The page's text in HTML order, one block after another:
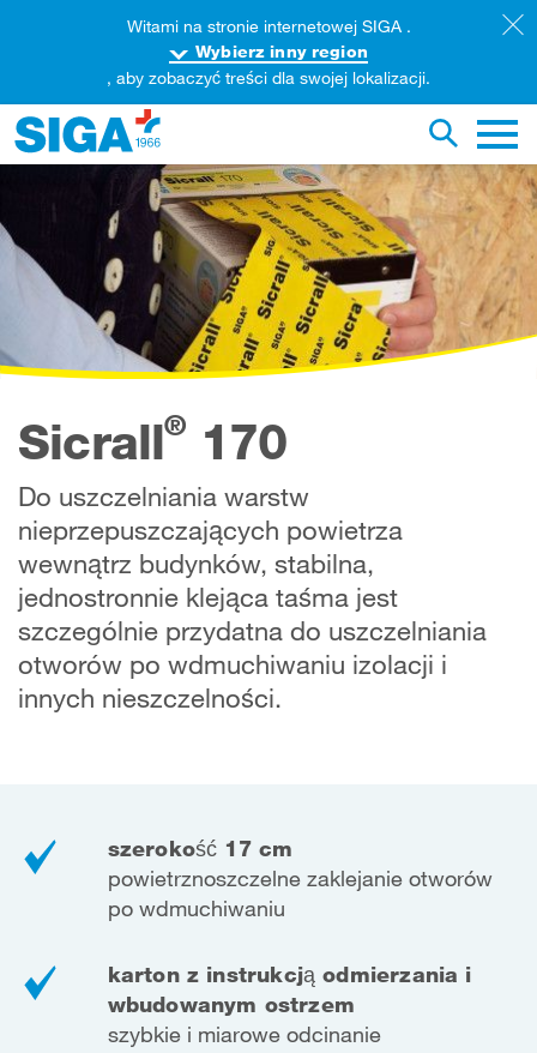
zawartość tej strony
Sicrall®170
Do uszczelniania warstw
nieprzepuszczających powietrza
wewnątrz budynków, stabilna,
jednostronnie klejąca taśma jest
szczególnie przydatna do uszczelniania
otworów po wdmuchiwaniu izolacji i
innych nieszczelności.
szerokość 17 cm
powietrznoszczelne zaklejanie otworów
po wdmuchiwaniu
karton z instrukcją odmierzania i
wbudowanym ostrzem
szybkie i miarowe odcinanie
Witami na stronie internetowej SIGA .
Wybierz inny region
, aby zobaczyć treści dla swojej lokalizacji.